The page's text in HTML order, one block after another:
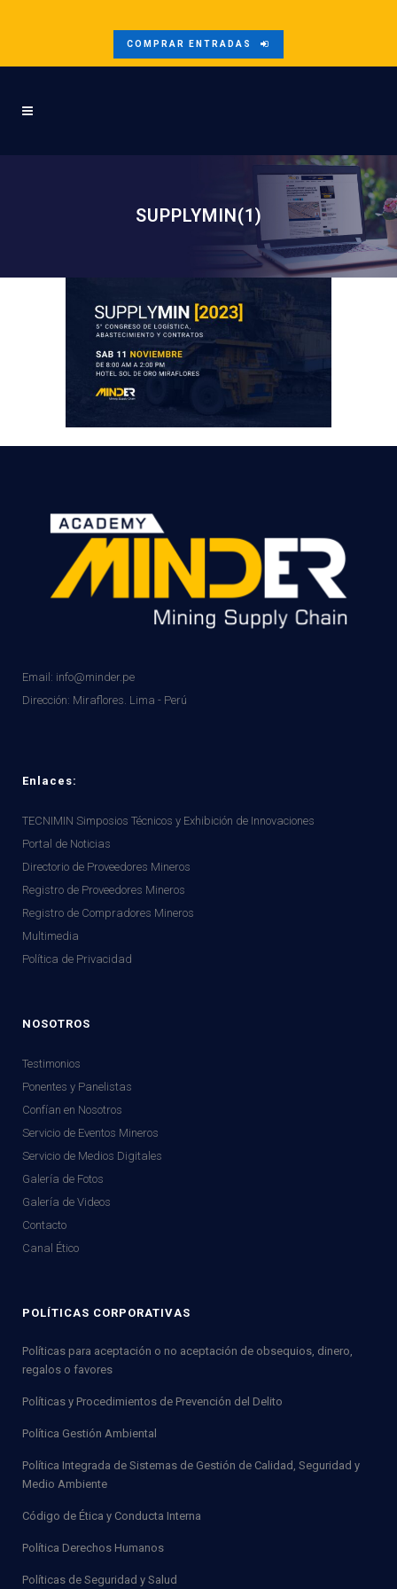
COMPRAR ENTRADAS
SUPPLYMIN(1)
Email: info@minder.pe
Dirección: Miraflores. Lima - Perú
Enlaces:
TECNIMIN Simposios Técnicos y Exhibición de Innovaciones
Portal de Noticias
Directorio de Proveedores Mineros
Registro de Proveedores Mineros
Registro de Compradores Mineros
Multimedia
Política de Privacidad
NOSOTROS
Testimonios
Ponentes y Panelistas
Confían en Nosotros
Servicio de Eventos Mineros
Servicio de Medios Digitales
Galería de Fotos
Galería de Videos
Contacto
Canal Ético
POLÍTICAS CORPORATIVAS
Políticas para aceptación o no aceptación de obsequios, dinero,
regalos o favores
Políticas y Procedimientos de Prevención del Delito
Política Gestión Ambiental
Política Integrada de Sistemas de Gestión de Calidad, Seguridad y
Medio Ambiente
Código de Ética y Conducta Interna
Política Derechos Humanos
Políticas de Seguridad y Salud